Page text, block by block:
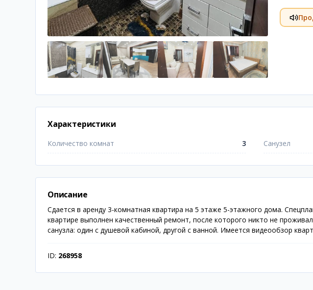
Характеристики
Количество комнат 3 Санузел
Описание
Сдается в аренду 3-комнатная квартира на 5 этаже 5-этажного дома.
квартире выполнен качественный ремонт, после которого никто не
санузла: один с душевой кабиной, другой с ванной. Имеется видеообзор
ID: 268958